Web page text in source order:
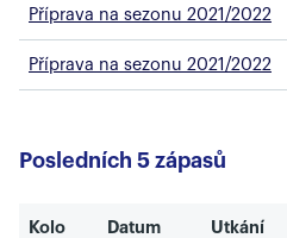
Příprava na sezonu 2021/2022
Příprava na sezonu 2021/2022
Posledních 5 zápasů
Kolo Datum Utkání